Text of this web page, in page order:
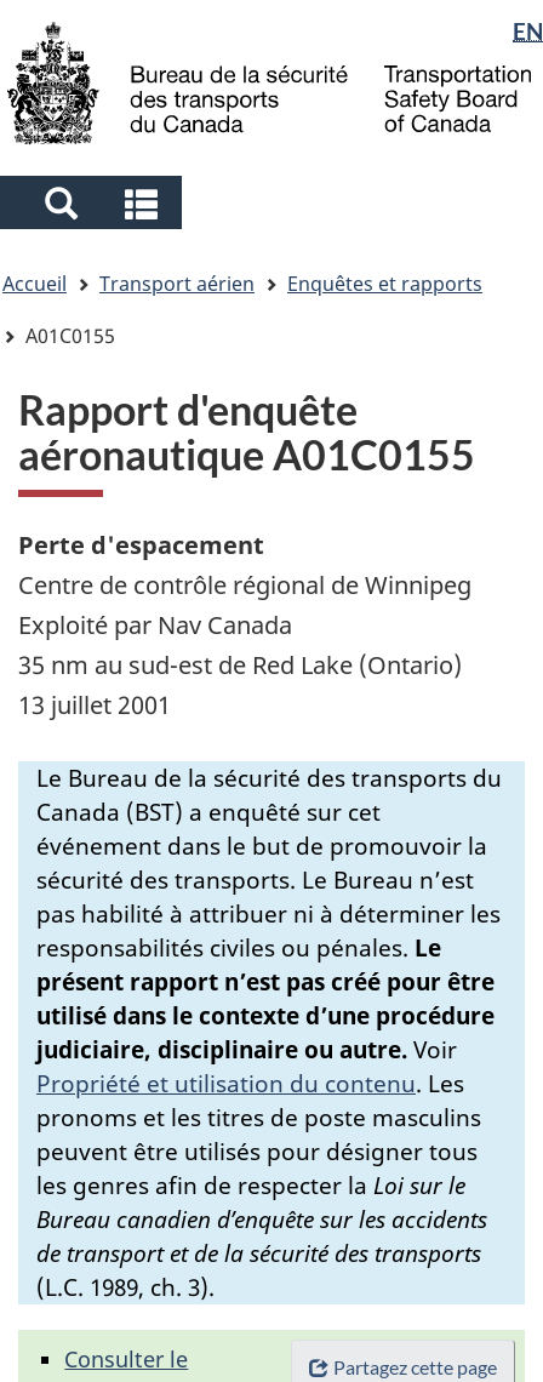
to
main
to
"About
government"
à
la
Sélection
de
la
langue
EN
Search
and
menus
and
menus
êtes
ici
Accueil Transport aérien
Enquêtes et rapports
A01C0155
Rapport d'enquête
aéronautique A01C0155
Perte d'espacement
Centre de contrôle régional de Winnipeg
Exploité par Nav Canada
35 nm au sud-est de Red Lake (Ontario)
13 juillet 2001
Le Bureau de la sécurité des transports du
Canada (BST) a enquêté sur cet
événement dans le but de promouvoir la
sécurité des transports. Le Bureau n’est
pas habilité à attribuer ni à déterminer les
responsabilités civiles ou pénales. Le
présent rapport n’est pas créé pour être
utilisé dans le contexte d’une procédure
judiciaire, disciplinaire ou autre.Voir
Propriété et utilisation du contenu. Les
pronoms et les titres de poste masculins
peuvent être utilisés pour désigner tous
les genres afin de respecter la Loi sur le
Bureau canadien d’enquête sur les accidents
de transport et de la sécurité des transports
(L.C. 1989, ch. 3).
Partagez cette page
Consulter le